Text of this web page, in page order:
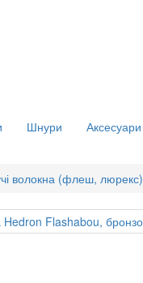
Шнури Аксесуари
волокна (флеш, люрекс)